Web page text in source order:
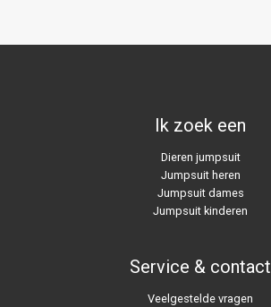
Ik zoek een
Dieren jumpsuit
Jumpsuit heren
Jumpsuit dames
Jumpsuit kinderen
Service & contact
Veelgestelde vragen